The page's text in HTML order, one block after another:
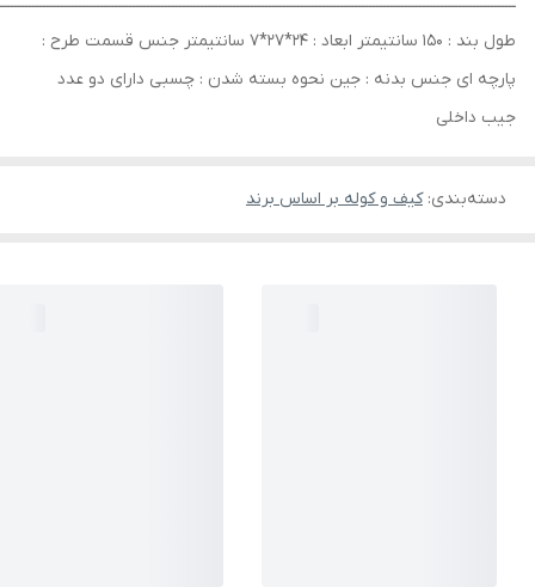
طول بند : 150 سانتیمتر ابعاد : 24*27*7 سانتیمتر جنس قسمت طرح :
پارچه ای جنس بدنه : جین نحوه بسته شدن : چسبی دارای دو عدد
جیب داخلی
دسته‌بندی:کیف و کوله بر اساس برند